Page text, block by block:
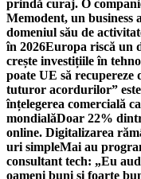
prindă curaj. O
Memodent, un
domeniul său de
în 2026Europa riscă un
crește investițiile în
poate UE să recupereze
tuturor acordurilor”
înțelegerea comercială
mondialăDoar 22%
online. Digitalizarea
uri simpleMai au
consultant tech: „Eu
oameni buni și foarte